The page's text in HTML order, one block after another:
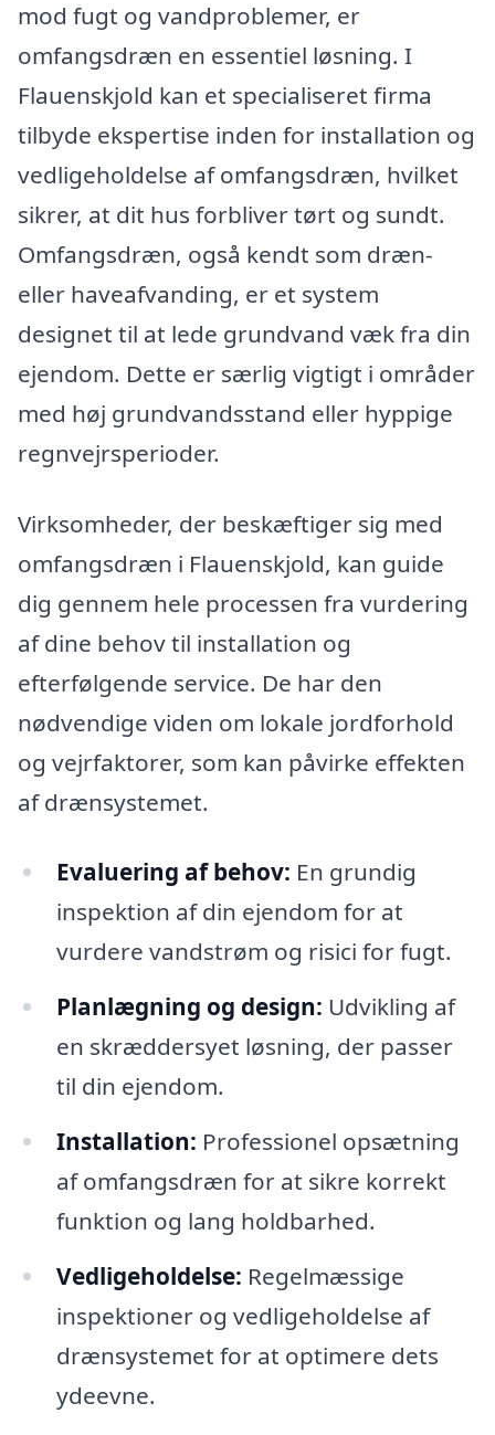
mod fugt og vandproblemer, er
omfangsdræn en essentiel løsning. I
Flauenskjold kan et specialiseret firma
tilbyde ekspertise inden for installation og
vedligeholdelse af omfangsdræn, hvilket
sikrer, at dit hus forbliver tørt og sundt.
Omfangsdræn, også kendt som dræn-
eller haveafvanding, er et system
designet til at lede grundvand væk fra din
ejendom. Dette er særlig vigtigt i områder
med høj grundvandsstand eller hyppige
regnvejrsperioder.
Virksomheder, der beskæftiger sig med
omfangsdræn i Flauenskjold, kan guide
dig gennem hele processen fra vurdering
af dine behov til installation og
efterfølgende service. De har den
nødvendige viden om lokale jordforhold
og vejrfaktorer, som kan påvirke effekten
af drænsystemet.
Evaluering af behov: En grundig
inspektion af din ejendom for at
vurdere vandstrøm og risici for fugt.
Planlægning og design: Udvikling af
en skræddersyet løsning, der passer
til din ejendom.
Installation: Professionel opsætning
af omfangsdræn for at sikre korrekt
funktion og lang holdbarhed.
Vedligeholdelse: Regelmæssige
inspektioner og vedligeholdelse af
drænsystemet for at optimere dets
ydeevne.